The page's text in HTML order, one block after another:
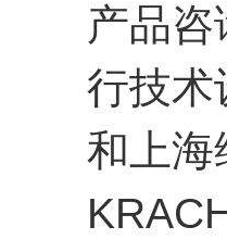
产品
行技术
和上海